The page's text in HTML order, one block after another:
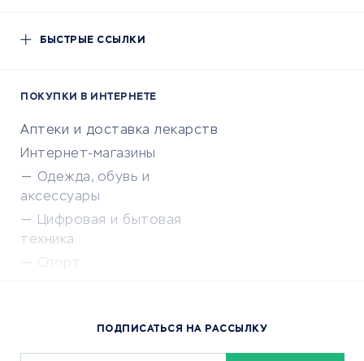
БЫСТРЫЕ ССЫЛКИ
ПОКУПКИ В ИНТЕРНЕТЕ
Аптеки и доставка лекарств
Интернет-магазины
Одежда, обувь и
аксессуары
Цифровая и бытовая
техника
Спорт
Сервисы доставкиПОДПИСАТЬСЯ НА РАССЫЛКУ